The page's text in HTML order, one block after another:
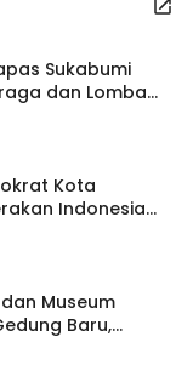
Sukabumi
dan Lomba
Kota
Indonesia
Agung
Museum
Baru,